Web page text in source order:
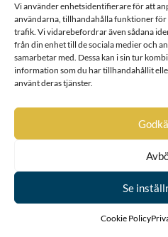
Vi använder enhetsidentifierare för att
användarna, tillhandahålla funktioner för
trafik. Vi vidarebefordrar även sådana
från din enhet till de sociala medier och
samarbetar med. Dessa kan i sin tur
information som du har tillhandahållit
använt deras tjänster.
Se
Cookie Policy
22
Urne
23
Barnekow
24
Ramel
25
Walkendorff
26
Tott
27
Gädda
28
Bille af Dybeck
32
Stålarm
34
Lilliecrona
Siöstierna